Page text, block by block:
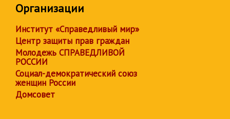
Организации
Институт «Справедливый мир»
Центр защиты прав граждан
Молодежь СПРАВЕДЛИВОЙ
РОССИИ
Социал-демократический союз
женщин России
Домсовет